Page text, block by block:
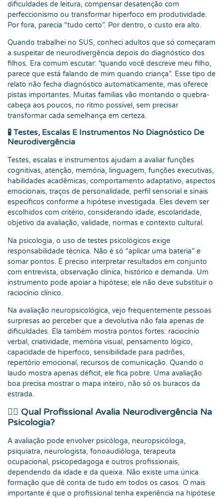
dificuldades de leitura, compensar desatenção com
perfeccionismo ou transformar hiperfoco em produtividade.
Por fora, parecia “tudo certo”. Por dentro, o custo era alto.
Quando trabalhei no SUS, conheci adultos que só começaram
a suspeitar de neurodivergência depois do diagnóstico dos
filhos. Era comum escutar: “quando você descreve meu filho,
parece que está falando de mim quando criança”. Esse tipo de
relato não fecha diagnóstico automaticamente, mas oferece
pistas importantes. Muitas famílias vão montando o quebra-
cabeça aos poucos, no ritmo possível, sem precisar
transformar cada semelhança em certeza.
🧪 Testes, Escalas E Instrumentos No Diagnóstico De
Neurodivergência
Testes, escalas e instrumentos ajudam a avaliar funções
cognitivas, atenção, memória, linguagem, funções executivas,
habilidades acadêmicas, comportamento adaptativo, aspectos
emocionais, traços de personalidade, perfil sensorial e sinais
específicos conforme a hipótese investigada. Eles devem ser
escolhidos com critério, considerando idade, escolaridade,
objetivo da avaliação, validade, normas e contexto cultural.
Na psicologia, o uso de testes psicológicos exige
responsabilidade técnica. Não é só “aplicar uma bateria” e
somar pontos. É preciso interpretar resultados em conjunto
com entrevista, observação clínica, histórico e demanda. Um
instrumento pode apoiar a hipótese; ele não deve substituir o
raciocínio clínico.
Na avaliação neuropsicológica, vejo frequentemente pessoas
surpresas ao perceber que a devolutiva não fala apenas de
dificuldades. Ela também mostra pontos fortes: raciocínio
verbal, criatividade, memória visual, pensamento lógico,
capacidade de hiperfoco, sensibilidade para padrões,
repertório emocional, recursos de comunicação. Quando o
laudo mostra apenas déficit, ele fica pobre. Uma avaliação
boa precisa mostrar o mapa inteiro, não só os buracos da
estrada.
👩‍⚕️ Qual Profissional Avalia Neurodivergência Na
Psicologia?
A avaliação pode envolver psicóloga, neuropsicóloga,
psiquiatra, neurologista, fonoaudióloga, terapeuta
ocupacional, psicopedagoga e outros profissionais,
dependendo da idade e da queixa. Não existe uma única
formação que dê conta de tudo em todos os casos. O mais
importante é que o profissional tenha experiência na hipótese